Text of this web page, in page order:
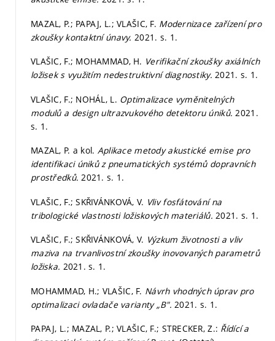
MAZAL, P.; PAPAJ, L.; VLAŠIC, F. Modernizace zařízení pro
zkoušky kontaktní únavy. 2021. s. 1.
VLAŠIC, F.; MOHAMMAD, H. Verifikační zkoušky axiálních
ložisek s využitím nedestruktivní diagnostiky.2021. s. 1.
VLAŠIC, F.; NOHÁL, L. Optimalizace vyměnitelných
modulů a design ultrazvukového detektoru úniků.2021.
s. 1.
MAZAL, P. a kol. Aplikace metody akustické emise pro
identifikaci úniků z pneumatických systémů dopravních
prostředků.2021.s. 1.
VLAŠIC, F.; SKŘIVÁNKOVÁ, V. Vliv fosfátování na
tribologické vlastnosti ložiskových materiálů.2021. s. 1.
VLAŠIC, F.; SKŘIVÁNKOVÁ, V. Výzkum životnosti a vliv
maziva na trvanlivostní zkoušky inovovaných parametrů
ložiska. 2021.s. 1.
MOHAMMAD, H.; VLAŠIC, F. Návrh vhodných úprav pro
optimalizaci ovladače varianty „B".2021. s. 1.
PAPAJ, L.; MAZAL, P.; VLAŠIC, F.; STRECKER, Z.: Řídící a